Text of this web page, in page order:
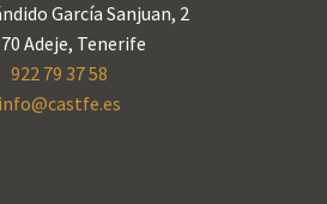
García Sanjuan, 2
Adeje, Tenerife
922 79 37 58
info@castfe.es